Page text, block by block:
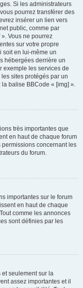
Si les administrateurs
pourrez transférer des
insérer un lien vers
public, comme par
Vous ne pourrez
sur votre propre
soit en lui-même un
hébergées derrière un
exemple les services de
sites protégés par un
balise BBCode « [img] ».
très importantes que
en haut de chaque forum
permissions concernant les
du forum.
importantes sur le forum
en haut de chaque
comme les annonces
sont définies par les
seulement sur la
assez importantes et il